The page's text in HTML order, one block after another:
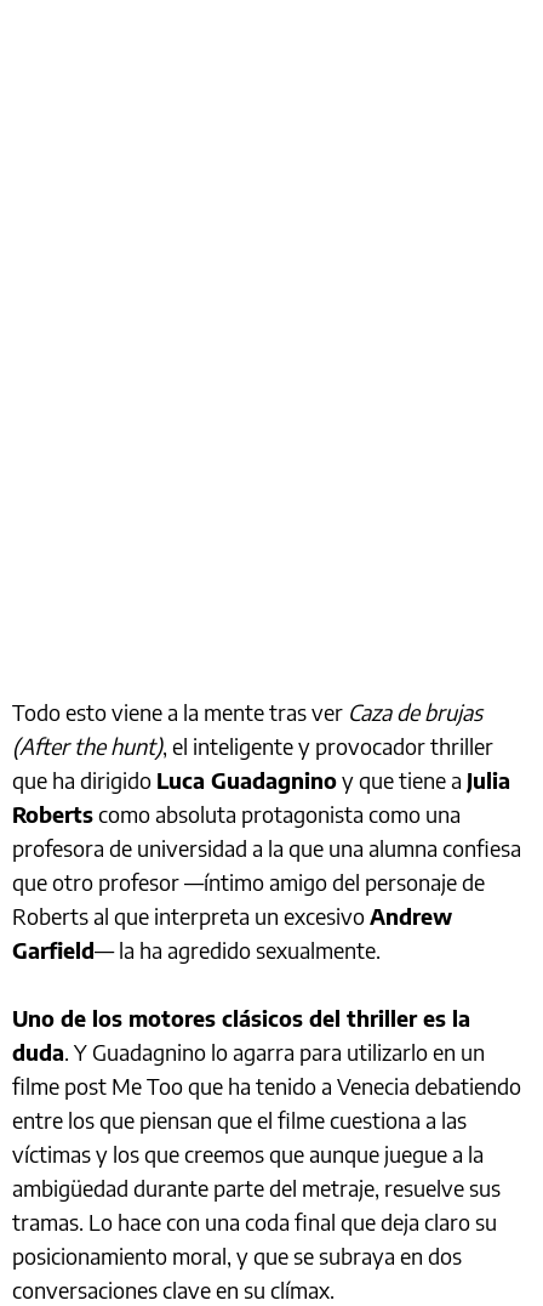
Todo esto viene a la mente tras ver Caza de brujas
(After the hunt), el inteligente y provocador thriller
que ha dirigido Luca Guadagninoy que tiene a Julia
Robertscomo absoluta protagonista como una
profesora de universidad a la que una alumna confiesa
que otro profesor —íntimo amigo del personaje de
Roberts al que interpreta un excesivoAndrew
Garfield— la ha agredido sexualmente.
Uno de los motores clásicos del thriller es la
duda. Y Guadagnino lo agarra para utilizarlo en un
filme post Me Too que ha tenido a Venecia debatiendo
entre los que piensan que el filme cuestiona a las
víctimas y los que creemos que aunque juegue a la
ambigüedad durante parte del metraje, resuelve sus
tramas. Lo hace con una coda final que deja claro su
posicionamiento moral, y que se subraya en dos
conversaciones clave en su clímax.